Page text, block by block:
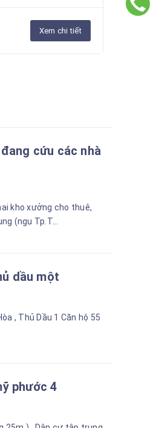
Xem chi tiết
cứu các nhà
kho xưởng cho thuê,
(ngụ Tp.T...
dầu một
, Thủ Dầu 1 Căn hộ 55
phước 4